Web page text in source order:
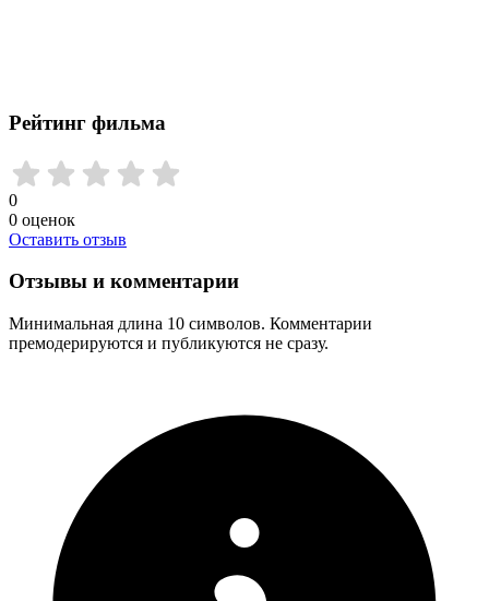
Рейтинг фильма
0
0 оценок
Оставить отзыв
Отзывы и комментарии
Минимальная длина 10 символов. Комментарии
премодерируются и публикуются не сразу.